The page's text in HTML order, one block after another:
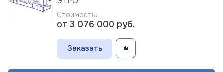
Стоимость:
от 3 076 000 руб.
Заказать